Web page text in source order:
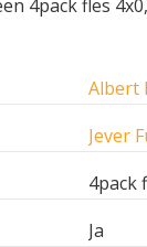
4pack fles
Albert
Jever
4pack
Ja